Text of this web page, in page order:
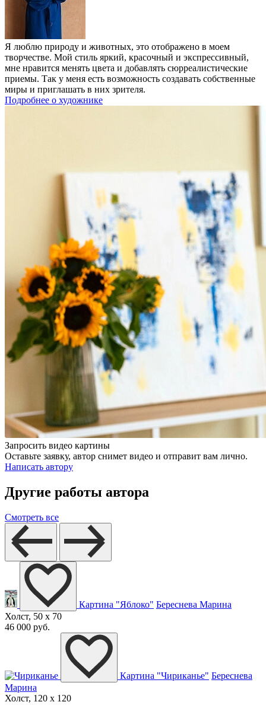
Я люблю природу и животных, это отображено в моем
творчестве. Мой стиль яркий, красочный и экспрессивный,
мне нравится менять цвета и добавлять сюрреалистические
приемы. Так у меня есть возможность создавать собственные
миры и приглашать в них зрителя.
Подробнее о художнике
Запросить видео картины
Оставьте заявку, автор снимет видео и отправит вам лично.
Написать автору
Другие работы автора
Смотреть все
Картина "Яблоко" Береснева Марина
Холст, 50 x 70
46 000 руб.
Картина "Чириканье" Береснева
Марина
Холст, 120 x 120